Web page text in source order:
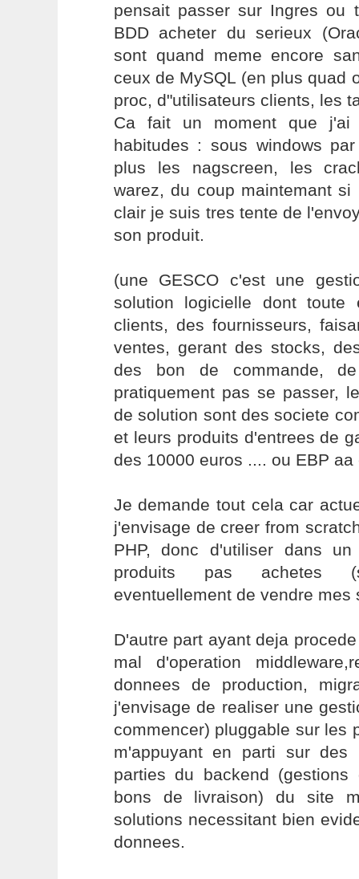
pensait passer sur Ingres ou
BDD acheter du serieux
sont quand meme encore
ceux de MySQL (en plus quad
proc, d"utilisateurs clients, les
Ca fait un moment que j'ai
habitudes : sous windows
plus les nagscreen, les
warez, du coup maintemant
clair je suis tres tente de
son produit.
(une GESCO c'est une
solution logicielle dont toute
clients, des fournisseurs,
ventes, gerant des stocks,
des bon de commande,
pratiquement pas se passer,
de solution sont des societe
et leurs produits d'entrees de
des 10000 euros .... ou EBP
Je demande tout cela car
j'envisage de creer from
PHP, donc d'utiliser dans
produits pas achetes
eventuellement de vendre mes
D'autre part ayant deja
mal d'operation
donnees de production,
j'envisage de realiser une
commencer) pluggable sur les
m'appuyant en parti sur des
parties du backend (gestions
bons de livraison) du site
solutions necessitant bien
donnees.